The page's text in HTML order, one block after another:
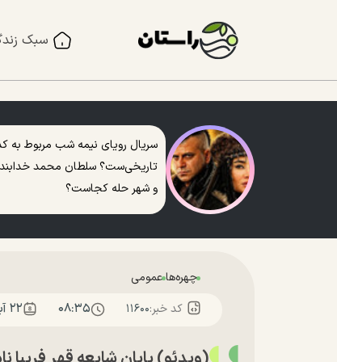
سبک
سریال رویای نیمه شب مربوط به
تاریخی‌ست؟ سلطان محمد
و شهر حله کجاست؟
چهره‌هاعمومی
کد خبر:۱۱۶۰۰ ۰۸:۳۵ ۲۲ آبان ۱۴۰۴